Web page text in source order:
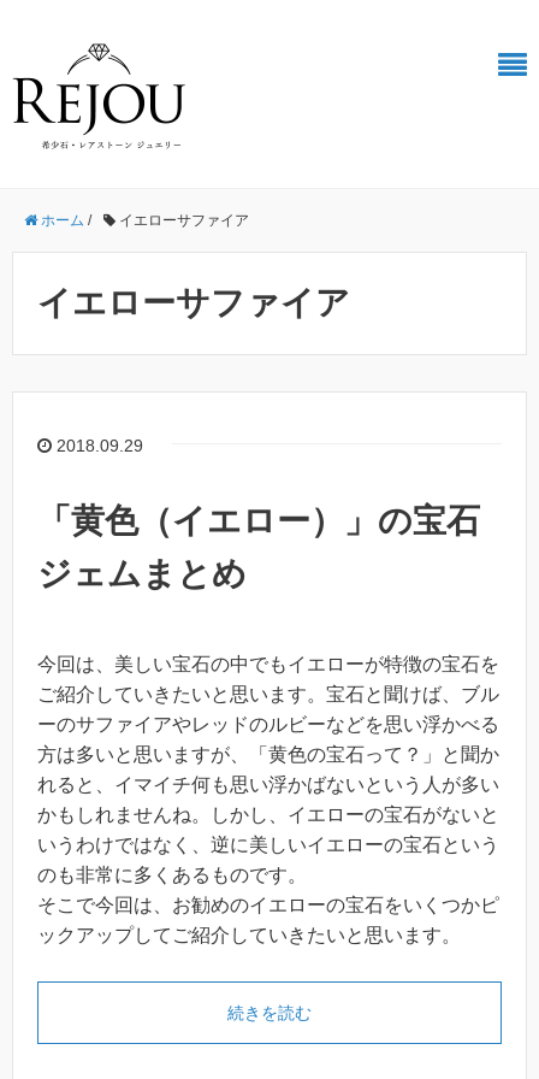
ホーム / イエローサファイア
イエローサファイア
2018.09.29
「黄色（イエロー）」の宝石
ジェムまとめ
今回は、美しい宝石の中でもイエローが特徴の宝石を
ご紹介していきたいと思います。宝石と聞けば、ブル
ーのサファイアやレッドのルビーなどを思い浮かべる
方は多いと思いますが、「黄色の宝石って？」と聞か
れると、イマイチ何も思い浮かばないという人が多い
かもしれませんね。しかし、イエローの宝石がないと
いうわけではなく、逆に美しいイエローの宝石という
のも非常に多くあるものです。
そこで今回は、お勧めのイエローの宝石をいくつかピ
ックアップしてご紹介していきたいと思います。
続きを読む